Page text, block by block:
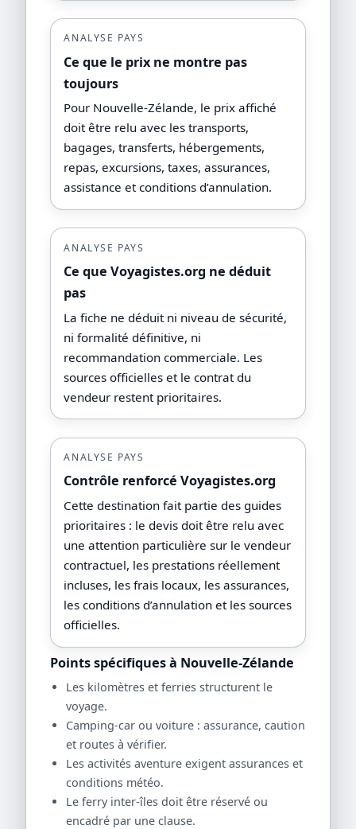
ANALYSE PAYS
Ce que le prix ne montre pas
toujours
Pour Nouvelle-Zélande, le prix affiché
doit être relu avec les transports,
bagages, transferts, hébergements,
repas, excursions, taxes, assurances,
assistance et conditions d’annulation.
ANALYSE PAYS
Ce que Voyagistes.org ne déduit
pas
La fiche ne déduit ni niveau de sécurité,
ni formalité définitive, ni
recommandation commerciale. Les
sources officielles et le contrat du
vendeur restent prioritaires.
ANALYSE PAYS
Contrôle renforcé Voyagistes.org
Cette destination fait partie des guides
prioritaires : le devis doit être relu avec
une attention particulière sur le vendeur
contractuel, les prestations réellement
incluses, les frais locaux, les assurances,
les conditions d’annulation et les sources
officielles.
Points spécifiques à Nouvelle-Zélande
Les kilomètres et ferries structurent le
voyage.
Camping-car ou voiture : assurance, caution
et routes à vérifier.
Les activités aventure exigent assurances et
conditions météo.
Le ferry inter-îles doit être réservé ou
encadré par une clause.